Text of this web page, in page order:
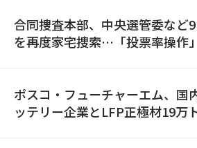
合同捜査本部、中央選管委など
を再度家宅捜索…「投票率操作
ポスコ・フューチャーエム、国
ッテリー企業とLFP正極材19万